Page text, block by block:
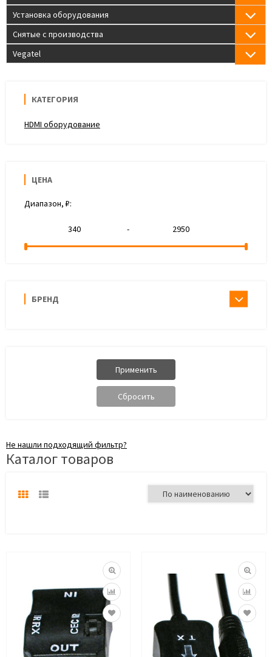
Установка оборудования
Снятые с производства
Vegatel
КАТЕГОРИЯ
HDMI оборудование
ЦЕНА
Диапазон, ₽:
-
БРЕНД
Не нашли подходящий фильтр?
Каталог товаров